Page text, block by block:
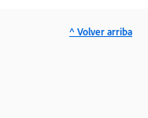
^ Volver arriba